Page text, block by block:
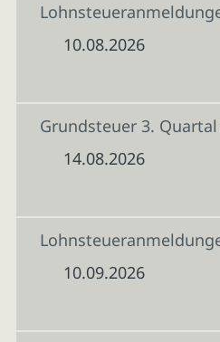
10.08.2026
Grundsteuer 3. Quartal
14.08.2026
10.09.2026